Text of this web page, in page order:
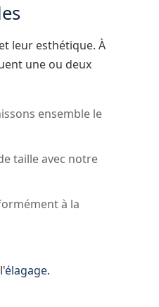
leur esthétique. À
une ou deux
ensemble le
taille avec notre
à la
élagage.